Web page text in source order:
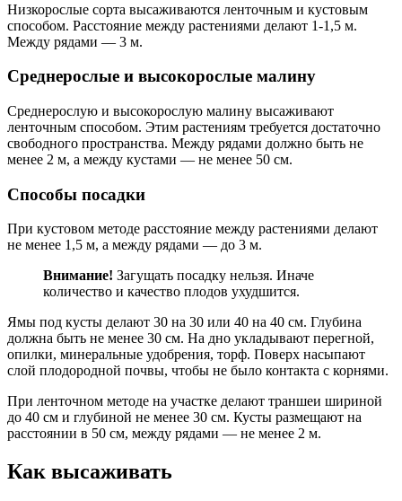
Низкорослые сорта высаживаются ленточным и кустовым
способом. Расстояние между растениями делают 1-1,5 м.
Между рядами — 3 м.
Среднерослые и высокорослые малину
Среднерослую и высокорослую малину высаживают
ленточным способом. Этим растениям требуется достаточно
свободного пространства. Между рядами должно быть не
менее 2 м, а между кустами — не менее 50 см.
Способы посадки
При кустовом методе расстояние между растениями делают
не менее 1,5 м, а между рядами — до 3 м.
Внимание! Загущать посадку нельзя. Иначе
количество и качество плодов ухудшится.
Ямы под кусты делают 30 на 30 или 40 на 40 см. Глубина
должна быть не менее 30 см. На дно укладывают перегной,
опилки, минеральные удобрения, торф. Поверх насыпают
слой плодородной почвы, чтобы не было контакта с корнями.
При ленточном методе на участке делают траншеи шириной
до 40 см и глубиной не менее 30 см. Кусты размещают на
расстоянии в 50 см, между рядами — не менее 2 м.
Как высаживать